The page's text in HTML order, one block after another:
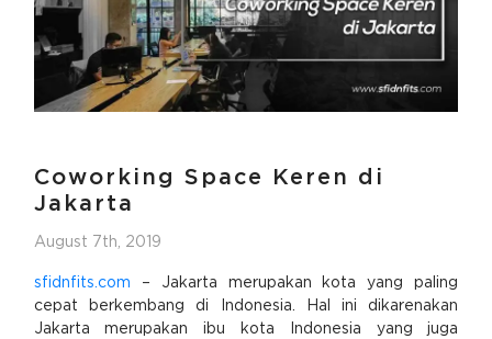
Coworking Space Keren di
Jakarta
August 7th, 2019
sfidnfits.com – Jakarta merupakan kota yang paling
cepat berkembang di Indonesia. Hal ini dikarenakan
Jakarta merupakan ibu kota Indonesia yang juga